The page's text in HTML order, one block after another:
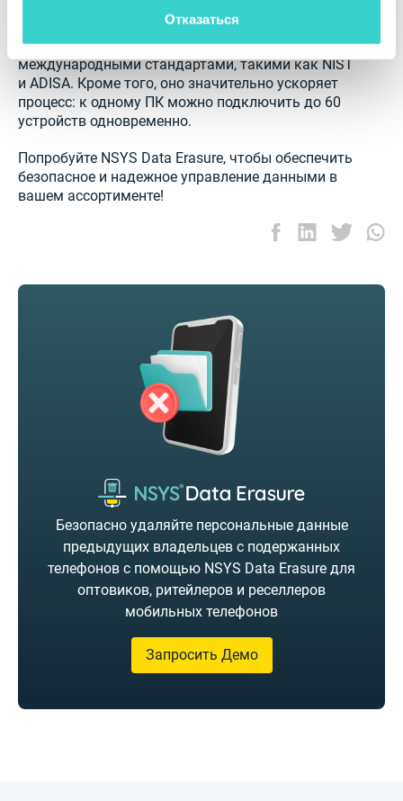
Отказаться
NSYS Data Erasure — это программное решение,
стирающее данные в соответствии с
международными стандартами, такими как NIST
и ADISA. Кроме того, оно значительно ускоряет
процесс: к одному ПК можно подключить до 60
устройств одновременно.
Попробуйте NSYS Data Erasure, чтобы обеспечить
безопасное и надежное управление данными в
вашем ассортименте!
Безопасно удаляйте персональные данные
предыдущих владельцев с подержанных
телефонов с помощью NSYS Data Erasure для
оптовиков, ритейлеров и реселлеров
мобильных телефонов
Запросить Демо